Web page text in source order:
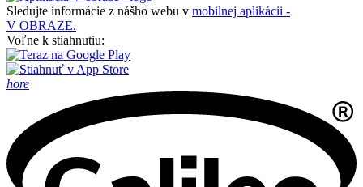
Sledujte informácie z nášho webu v mobilnej aplikácii -
V OBRAZE.
Voľne k stiahnutiu:
hore